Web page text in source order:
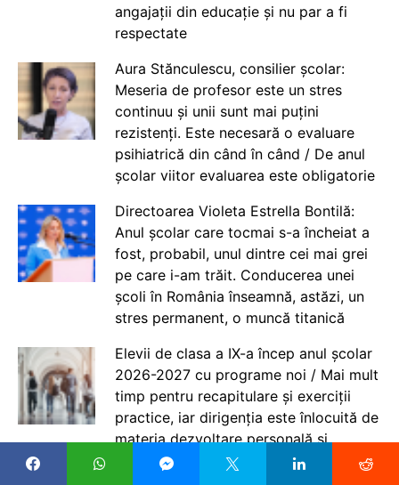
angajații din educație și nu par a fi
respectate
Aura Stănculescu, consilier școlar:
Meseria de profesor este un stres
continuu și unii sunt mai puțini
rezistenți. Este necesară o evaluare
psihiatrică din când în când / De anul
școlar viitor evaluarea este obligatorie
Directoarea Violeta Estrella Bontilă:
Anul școlar care tocmai s-a încheiat a
fost, probabil, unul dintre cei mai grei
pe care i-am trăit. Conducerea unei
școli în România înseamnă, astăzi, un
stres permanent, o muncă titanică
Elevii de clasa a IX-a încep anul școlar
2026-2027 cu programe noi / Mai mult
timp pentru recapitulare și exerciții
practice, iar dirigenția este înlocuită de
materia dezvoltare personală și
consiliere care va fi obligatorie